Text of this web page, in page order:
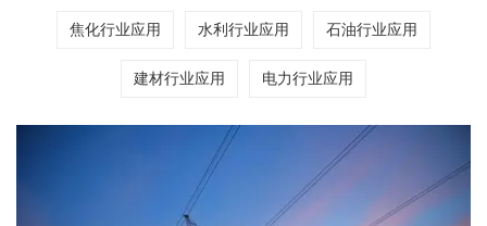
焦化行业应用 水利行业应用 石油行业应用
建材行业应用 电力行业应用